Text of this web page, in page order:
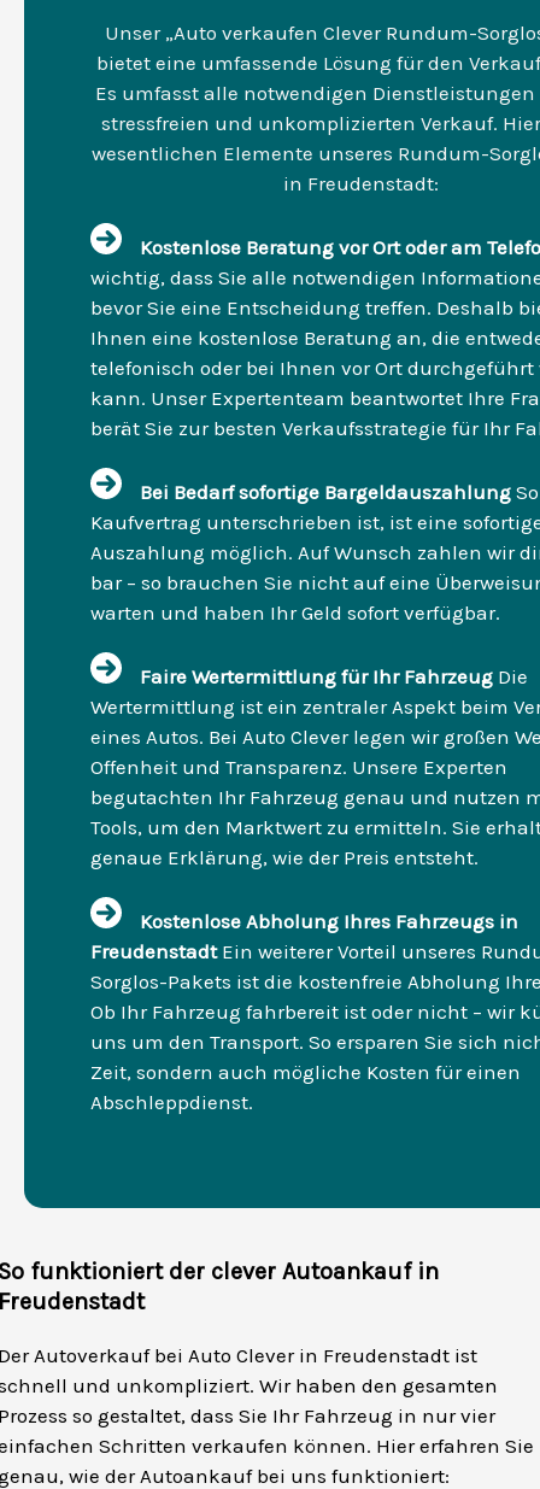
Unser „Auto verkaufen Clever Rundum-
bietet eine umfassende Lösung für den
Es umfasst alle notwendigen
stressfreien und unkomplizierten Verkauf.
wesentlichen Elemente unseres Rundum-
in Freudenstadt:
Kostenlose Beratung vor Ort oder am
wichtig, dass Sie alle notwendigen
bevor Sie eine Entscheidung treffen. Deshalb
Ihnen eine kostenlose Beratung an, die
telefonisch oder bei Ihnen vor Ort durchgeführt
kann. Unser Expertenteam beantwortet Ihre
berät Sie zur besten Verkaufsstrategie für Ihr
Bei Bedarf sofortige Bargeldauszahlung
Kaufvertrag unterschrieben ist, ist eine
Auszahlung möglich. Auf Wunsch zahlen wir
bar – so brauchen Sie nicht auf eine
warten und haben Ihr Geld sofort verfügbar.
Faire Wertermittlung für Ihr Fahrzeug Die
Wertermittlung ist ein zentraler Aspekt beim
eines Autos. Bei Auto Clever legen wir großen
Offenheit und Transparenz. Unsere Experten
begutachten Ihr Fahrzeug genau und nutzen
Tools, um den Marktwert zu ermitteln. Sie
genaue Erklärung, wie der Preis entsteht.
Kostenlose Abholung Ihres Fahrzeugs in
FreudenstadtEin weiterer Vorteil unseres
Sorglos-Pakets ist die kostenfreie Abholung
Ob Ihr Fahrzeug fahrbereit ist oder nicht – wir
uns um den Transport. So ersparen Sie sich
Zeit, sondern auch mögliche Kosten für einen
Abschleppdienst.
funktioniert der clever Autoankauf in
Autoverkauf bei Auto Clever in Freudenstadt ist
und unkompliziert. Wir haben den gesamten
so gestaltet, dass Sie Ihr Fahrzeug in nur vier
Schritten verkaufen können. Hier erfahren Sie
wie der Autoankauf bei uns funktioniert: